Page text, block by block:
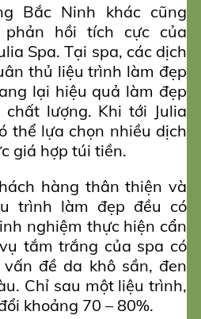
Bắc Ninh khác cũng
phản hồi tích cực của
Spa. Tại spa, các dịch
thủ liệu trình làm đẹp
lại hiệu quả làm đẹp
lượng. Khi tới Julia
thể lựa chọn nhiều dịch
giá hợp túi tiền.
hàng thân thiện và
trình làm đẹp đều có
nghiệm thực hiện cẩn
tắm trắng của spa có
đề da khô sần, đen
Chỉ sau một liệu trình,
khoảng 70 – 80%.